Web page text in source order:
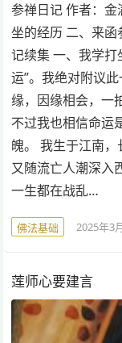
参禅日记 作者：
坐的经历 二、来
记续集 一、我学
运”。我绝对附议
缘，因缘相会，一
不过我也相信命运
魄。 我生于江南
又随流亡人潮深入
一生都在战乱…
佛法基础 2025年3
莲师心要建言